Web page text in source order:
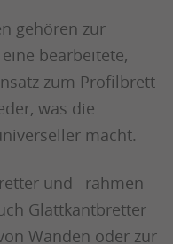
gehören zur
bearbeitete,
zum Profilbrett
was die
macht.
und –rahmen
Glattkantbretter
Wänden oder zur